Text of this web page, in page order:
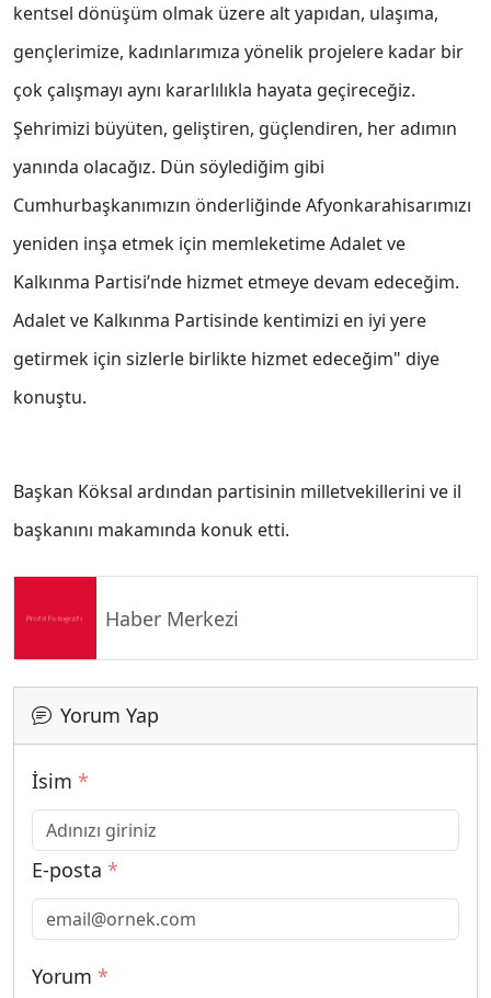
kentsel dönüşüm olmak üzere alt yapıdan, ulaşıma,
gençlerimize, kadınlarımıza yönelik projelere kadar bir
çok çalışmayı aynı kararlılıkla hayata geçireceğiz.
Şehrimizi büyüten, geliştiren, güçlendiren, her adımın
yanında olacağız. Dün söylediğim gibi
Cumhurbaşkanımızın önderliğinde Afyonkarahisarımızı
yeniden inşa etmek için memleketime Adalet ve
Kalkınma Partisi’nde hizmet etmeye devam edeceğim.
Adalet ve Kalkınma Partisinde kentimizi en iyi yere
getirmek için sizlerle birlikte hizmet edeceğim" diye
konuştu.
Başkan Köksal ardından partisinin milletvekillerini ve il
başkanını makamında konuk etti.
Haber Merkezi
Yorum Yap
İsim *
E-posta *
Yorum *